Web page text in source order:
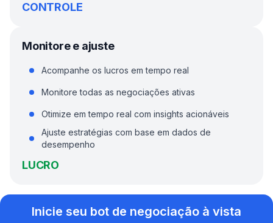
CONTROLE
Monitore e ajuste
Acompanhe os lucros em tempo real
Monitore todas as negociações ativas
Otimize em tempo real com insights acionáveis
Ajuste estratégias com base em dados de
desempenho
LUCRO
Inicie seu bot de negociação à vista